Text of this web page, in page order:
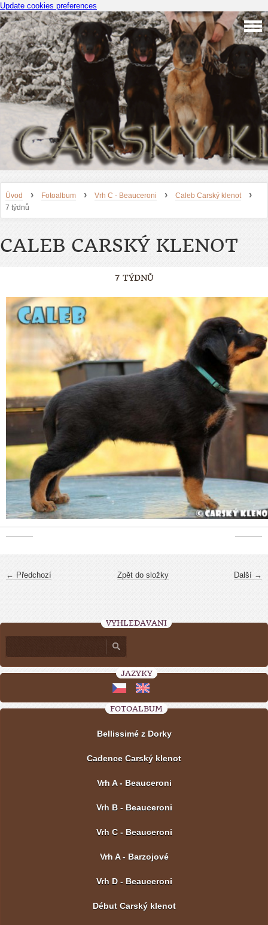
Update cookies preferences
Úvod › Fotoalbum › Vrh C - Beauceroni › Caleb Carský klenot ›
7 týdnů
CALEB CARSKÝ KLENOT
7 TÝDNŮ
← Předchozí Další →
Zpět do složky
VYHLEDÁVÁNÍ
JAZYKY
FOTOALBUM
Bellissimé z Dorky
Cadence Carský klenot
Vrh A - Beauceroni
Vrh B - Beauceroni
Vrh C - Beauceroni
Vrh A - Barzojové
Vrh D - Beauceroni
Début Carský klenot